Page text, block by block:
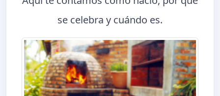
se celebra y cuándo es.